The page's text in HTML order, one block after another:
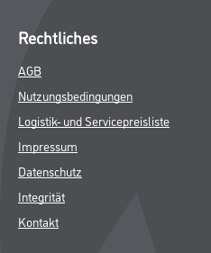
Rechtliches
AGB
Nutzungsbedingungen
Logistik- und Servicepreisliste
Impressum
Datenschutz
Integrität
Kontakt